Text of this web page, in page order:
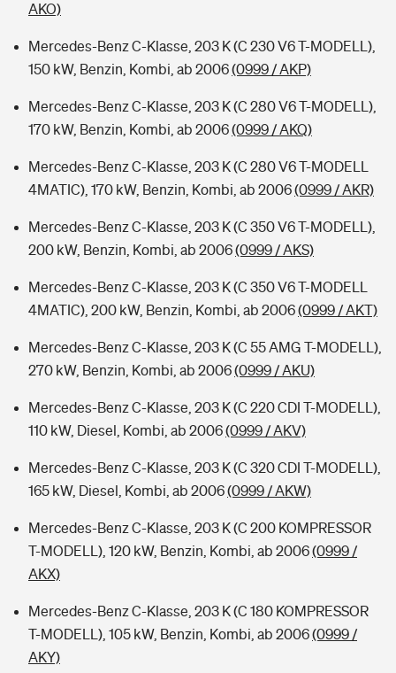
AKO)
Mercedes-Benz C-Klasse, 203 K (C 230 V6 T-MODELL),
150 kW, Benzin, Kombi, ab 2006(0999 / AKP)
Mercedes-Benz C-Klasse, 203 K (C 280 V6 T-MODELL),
170 kW, Benzin, Kombi, ab 2006(0999 / AKQ)
Mercedes-Benz C-Klasse, 203 K (C 280 V6 T-MODELL
4MATIC), 170 kW, Benzin, Kombi, ab 2006(0999 / AKR)
Mercedes-Benz C-Klasse, 203 K (C 350 V6 T-MODELL),
200 kW, Benzin, Kombi, ab 2006(0999 / AKS)
Mercedes-Benz C-Klasse, 203 K (C 350 V6 T-MODELL
4MATIC), 200 kW, Benzin, Kombi, ab 2006(0999 / AKT)
Mercedes-Benz C-Klasse, 203 K (C 55 AMG T-MODELL),
270 kW, Benzin, Kombi, ab 2006(0999 / AKU)
Mercedes-Benz C-Klasse, 203 K (C 220 CDI T-MODELL),
110 kW, Diesel, Kombi, ab 2006(0999 / AKV)
Mercedes-Benz C-Klasse, 203 K (C 320 CDI T-MODELL),
165 kW, Diesel, Kombi, ab 2006(0999 / AKW)
Mercedes-Benz C-Klasse, 203 K (C 200 KOMPRESSOR
T-MODELL), 120 kW, Benzin, Kombi, ab 2006(0999 /
AKX)
Mercedes-Benz C-Klasse, 203 K (C 180 KOMPRESSOR
T-MODELL), 105 kW, Benzin, Kombi, ab 2006(0999 /
AKY)